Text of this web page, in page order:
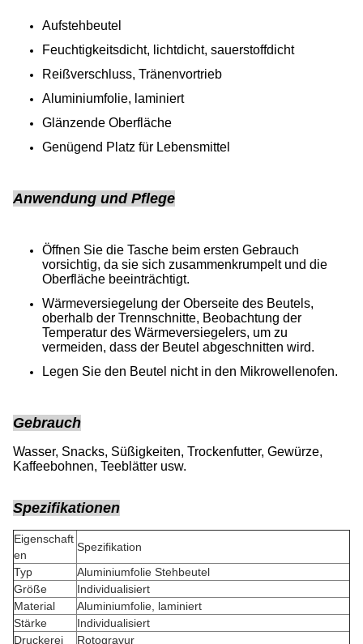
Aufstehbeutel
Feuchtigkeitsdicht, lichtdicht, sauerstoffdicht
Reißverschluss, Tränenvortrieb
Aluminiumfolie, laminiert
Glänzende Oberfläche
Genügend Platz für Lebensmittel
Anwendung und Pflege
Öffnen Sie die Tasche beim ersten Gebrauch
vorsichtig, da sie sich zusammenkrumpelt und die
Oberfläche beeinträchtigt.
Wärmeversiegelung der Oberseite des Beutels,
oberhalb der Trennschnitte, Beobachtung der
Temperatur des Wärmeversiegelers, um zu
vermeiden, dass der Beutel abgeschnitten wird.
Legen Sie den Beutel nicht in den Mikrowellenofen.
Gebrauch
Wasser, Snacks, Süßigkeiten, Trockenfutter, Gewürze,
Kaffeebohnen, Teeblätter usw.
Spezifikationen
Eigenschaft
en
Spezifikation
Typ
Aluminiumfolie Stehbeutel
Größe
Individualisiert
Material
Aluminiumfolie, laminiert
Stärke
Individualisiert
Druckerei
Rotogravur